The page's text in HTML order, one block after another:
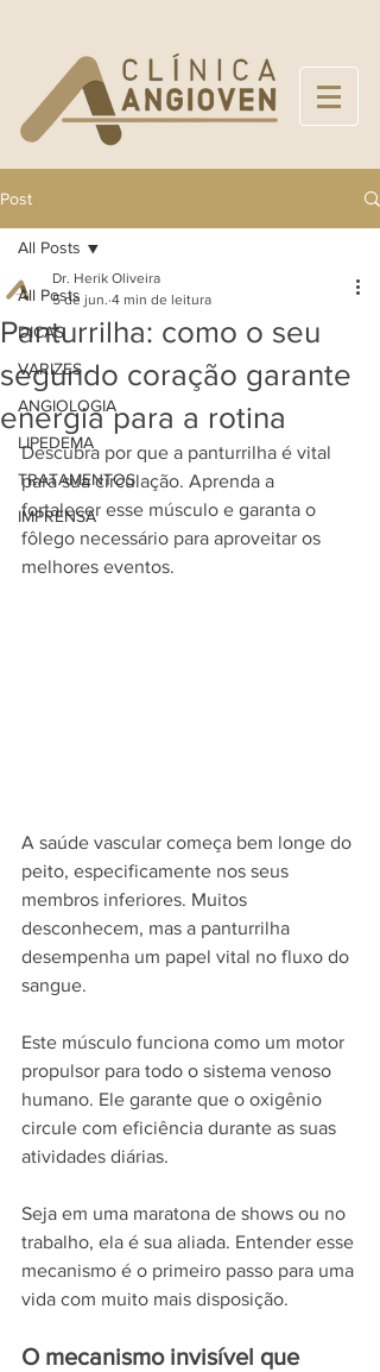
Post
All Posts
DICAS
VARIZES
ANGIOLOGIA
LIPEDEMA
TRATAMENTOS
IMPRENSA
All Posts
Panturrilha: como o seu
segundo coração garante
energia para a rotina
Dr. Herik Oliveira
5 de jun. 4 min de leitura
Descubra por que a panturrilha é vital
para sua circulação. Aprenda a
fortalecer esse músculo e garanta o
fôlego necessário para aproveitar os
melhores eventos.
A saúde vascular começa bem longe do
peito, especificamente nos seus
membros inferiores. Muitos
desconhecem, mas a panturrilha
desempenha um papel vital no fluxo do
sangue.
Este músculo funciona como um motor
propulsor para todo o sistema venoso
humano. Ele garante que o oxigênio
circule com eficiência durante as suas
atividades diárias.
Seja em uma maratona de shows ou no
trabalho, ela é sua aliada. Entender esse
mecanismo é o primeiro passo para uma
vida com muito mais disposição.
O mecanismo invisível que